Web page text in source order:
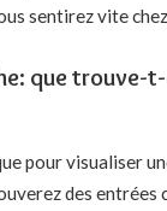
sentirez vite
que trouve-
pour visualiser
des entrées